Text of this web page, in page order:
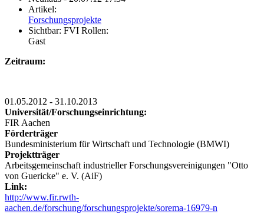
Artikel:
Forschungsprojekte
Sichtbar: FVI Rollen:
Gast
Zeitraum:
01.05.2012 - 31.10.2013
Universität/Forschungseinrichtung:
FIR Aachen
Förderträger
Bundesministerium für Wirtschaft und Technologie (BMWI)
Projektträger
Arbeitsgemeinschaft industrieller Forschungsvereinigungen "Otto
von Guericke" e. V. (AiF)
Link:
http://www.fir.rwth-
aachen.de/forschung/forschungsprojekte/sorema-16979-n